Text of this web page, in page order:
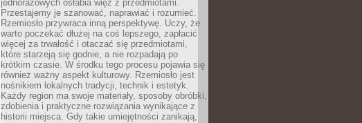
jednorazowych osłabia więź z przedmiotami.
Przestajemy je szanować, naprawiać i rozumieć.
Rzemiosło przywraca inną perspektywę. Uczy, że
warto poczekać dłużej na coś lepszego, zapłacić
więcej za trwałość i otaczać się przedmiotami,
które starzeją się godnie, a nie rozpadają po
krótkim czasie. W środku tego procesu pojawia się
również ważny aspekt kulturowy. Rzemiosło jest
nośnikiem lokalnych tradycji, technik i estetyk.
Każdy region ma swoje materiały, sposoby obróbki,
zdobienia i praktyczne rozwiązania wynikające z
historii miejsca. Gdy takie umiejętności zanikają,